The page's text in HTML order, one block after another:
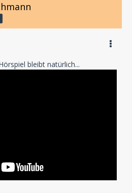
bleibt natürlich...